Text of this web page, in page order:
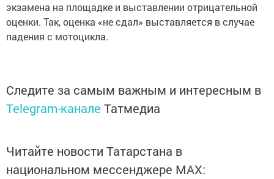
экзамена на площадке и выставлении отрицательной
оценки. Так, оценка «не сдал» выставляется в случае
падения с мотоцикла.
Следите за самым важным и интересным в
Telegram-канале Татмедиа
Читайте новости Татарстана в
национальном мессенджере MАХ: